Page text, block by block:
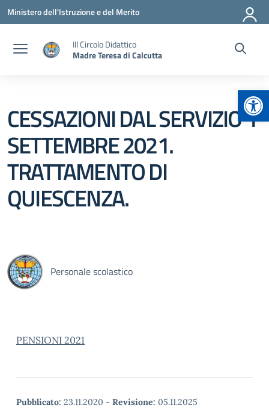
Vai ai contenuti
Vai al menu di navigazione
Vai al footer
Ministero dell'Istruzione e del Merito
III Circolo Didattico
Madre Teresa di Calcutta
CESSAZIONI DAL SERVIZIO 1
SETTEMBRE 2021.
TRATTAMENTO DI
QUIESCENZA.
Personale scolastico
PENSIONI 2021
Pubblicato: 23.11.2020 - Revisione: 05.11.2025